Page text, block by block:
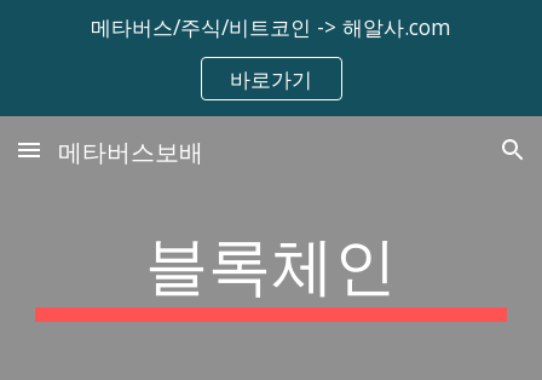
Skip to main content Skip to navigation
메타버스/주식/비트코인 -> 해알사.com
바로가기
메타버스보배
블록체인